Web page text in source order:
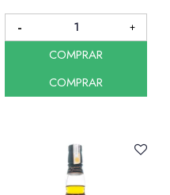
COMPRAR
COMPRAR